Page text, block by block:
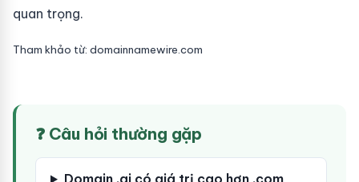
quan trọng.
Tham khảo từ: domainnamewire.com
❓ Câu hỏi thường gặp
Domain .ai có giá trị cao hơn .com